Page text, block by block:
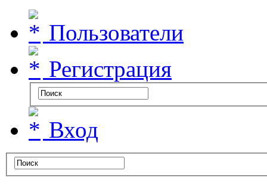
Пользователи
Регистрация
Вход